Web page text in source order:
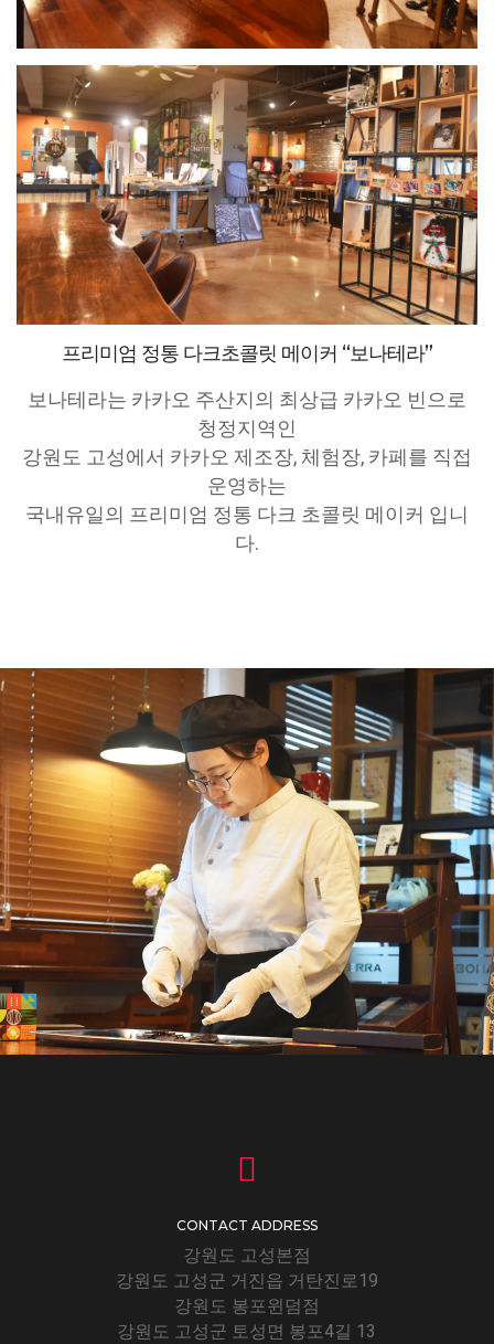
프리미엄 정통 다크초콜릿 메이커 “보나테라”
보나테라는 카카오 주산지의 최상급 카카오 빈으로
청정지역인
강원도 고성에서 카카오 제조장, 체험장, 카페를 직접
운영하는
국내유일의 프리미엄 정통 다크 초콜릿 메이커 입니
다.
CONTACT ADDRESS
강원도 고성본점
강원도 고성군 거진읍 거탄진로19
강원도 봉포윈덤점
강원도 고성군 토성면 봉포4길 13